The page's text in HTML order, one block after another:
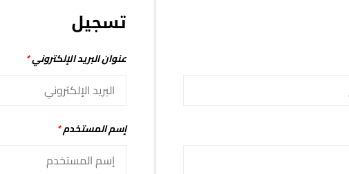
تسجيل
عنوان البريد الإلكتروني*
إسم المستخدم*